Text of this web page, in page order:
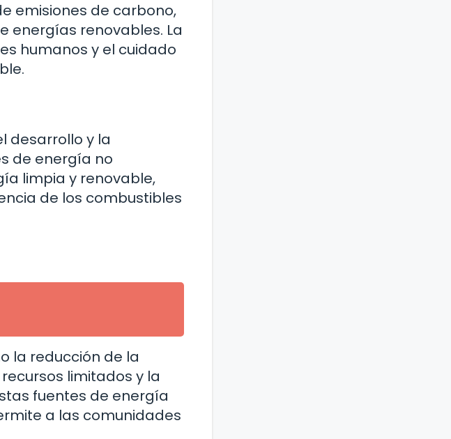
emisiones de carbono,
energías renovables. La
humanos y el cuidado
desarrollo y la
de energía no
limpia y renovable,
de los combustibles
la reducción de la
limitados y la
fuentes de energía
a las comunidades